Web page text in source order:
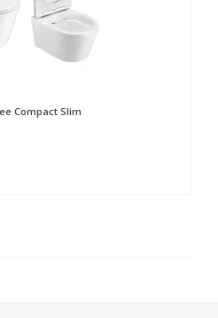
Compact Slim